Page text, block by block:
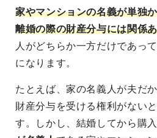
家やマンションの名義が単独
離婚の際の財産分与には関係
人がどちらか一方だけであっ
になります。
たとえば、家の名義人が夫だ
財産分与を受ける権利がない
す。しかし、結婚してから購